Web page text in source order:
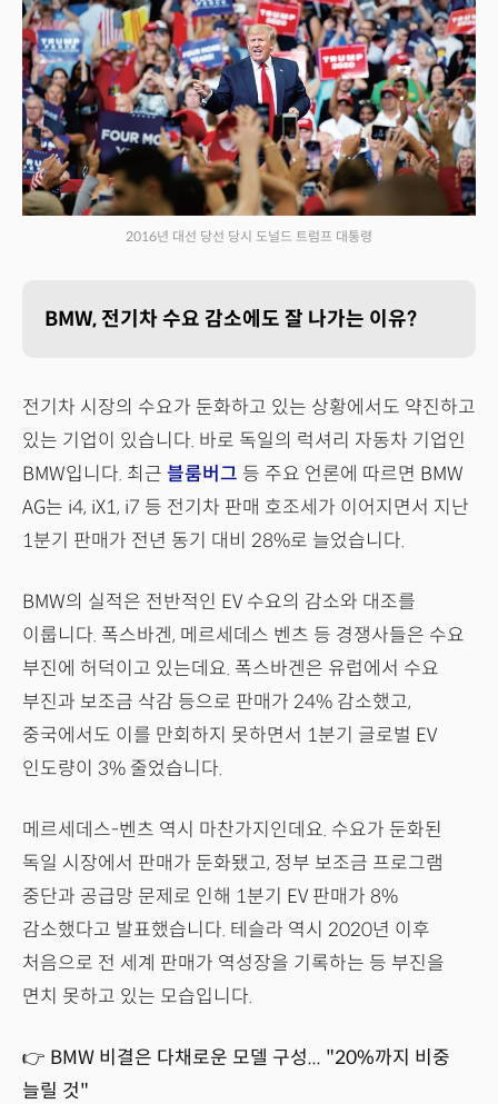
2016년 대선 당선 당시 도널드 트럼프 대통령
BMW, 전기차 수요 감소에도 잘 나가는 이유?
전기차 시장의 수요가 둔화하고 있는 상황에서도 약진하고
있는 기업이 있습니다. 바로 독일의 럭셔리 자동차 기업인
BMW입니다. 최근 블룸버그 등 주요 언론에 따르면 BMW
AG는 i4, iX1, i7 등 전기차 판매 호조세가 이어지면서 지난
1분기 판매가 전년 동기 대비 28%로 늘었습니다.
BMW의 실적은 전반적인 EV 수요의 감소와 대조를
이룹니다. 폭스바겐, 메르세데스 벤츠 등 경쟁사들은 수요
부진에 허덕이고 있는데요. 폭스바겐은 유럽에서 수요
부진과 보조금 삭감 등으로 판매가 24% 감소했고,
중국에서도 이를 만회하지 못하면서 1분기 글로벌 EV
인도량이 3% 줄었습니다.
메르세데스-벤츠 역시 마찬가지인데요. 수요가 둔화된
독일 시장에서 판매가 둔화됐고, 정부 보조금 프로그램
중단과 공급망 문제로 인해 1분기 EV 판매가 8%
감소했다고 발표했습니다. 테슬라 역시 2020년 이후
처음으로 전 세계 판매가 역성장을 기록하는 등 부진을
면치 못하고 있는 모습입니다.
👉 BMW 비결은 다채로운 모델 구성... "20%까지 비중
늘릴 것"